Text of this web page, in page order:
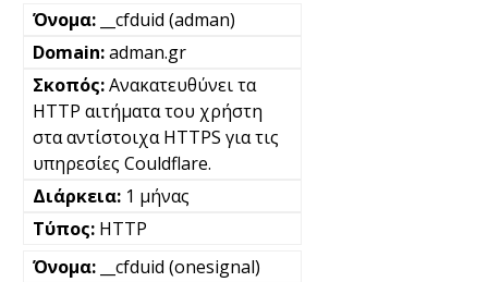
__cfduid (adman)
adman.gr
Ανακατευθύνει τα
HTTP αιτήματα του χρήστη
στα αντίστοιχα HTTPS για τις
υπηρεσίες Couldflare.
1 μήνας
HTTP
__cfduid (onesignal)